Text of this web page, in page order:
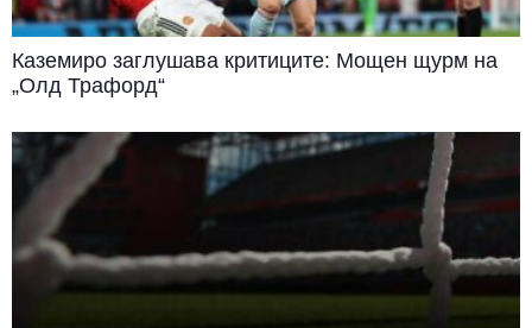
Каземиро заглушава критиците: Мощен щурм на
„Олд Трафорд“